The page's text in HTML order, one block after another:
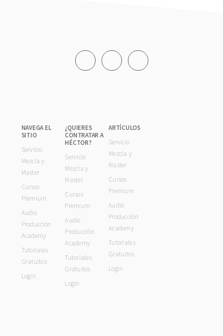
NAVEGA EL
SITIO
Servicio
Mezcla y
Master
Cursos
Premium
Audio
Producción
Academy
Tutoriales
Gratuitos
Login
¿QUIERES
CONTRATAR A
HÉCTOR?
Servicio
Mezcla y
Master
Cursos
Premium
Audio
Producción
Academy
Tutoriales
Gratuitos
Login
ARTÍCULOS
Servicio
Mezcla y
Master
Cursos
Premium
Audio
Producción
Academy
Tutoriales
Gratuitos
Login